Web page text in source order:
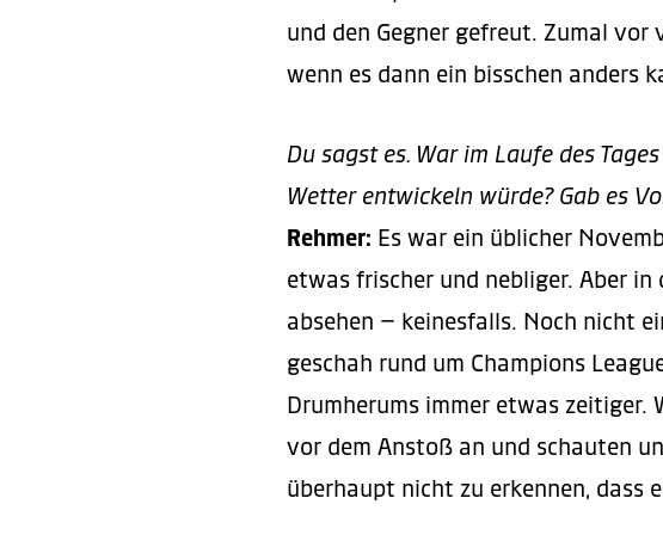
und den Gegner gefreut. Zumal vor
wenn es dann ein bisschen anders
Du sagst es. War im Laufe des
Wetter entwickeln würde? Gab es
Rehmer: Es war ein üblicher
etwas frischer und nebliger. Aber in
absehen – keinesfalls. Noch nicht
geschah rund um Champions
Drumherums immer etwas zeitiger.
vor dem Anstoß an und schauten
überhaupt nicht zu erkennen, dass